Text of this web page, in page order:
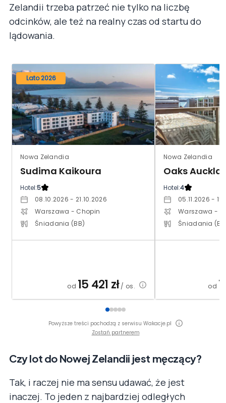
Zelandii trzeba patrzeć nie tylko na liczbę
odcinków, ale też na realny czas od startu do
lądowania.
Lato 2026
Nowa Zelandia
Sudima Kaikoura
Hotel:5
08.10.2026 - 21.10.2026
Warszawa - Chopin
Śniadania (BB)
od 15 421 zł/ os.
Nowa Zelandia
Oaks
Hotel:4
05.11.2026 -
Warszawa -
Śniadania
od
Powyższe treści pochodzą z serwisu Wakacje.pl
Zostań partnerem
Czy lot do Nowej Zelandii jest męczący?
Tak, i raczej nie ma sensu udawać, że jest
inaczej. To jeden z najbardziej odległych